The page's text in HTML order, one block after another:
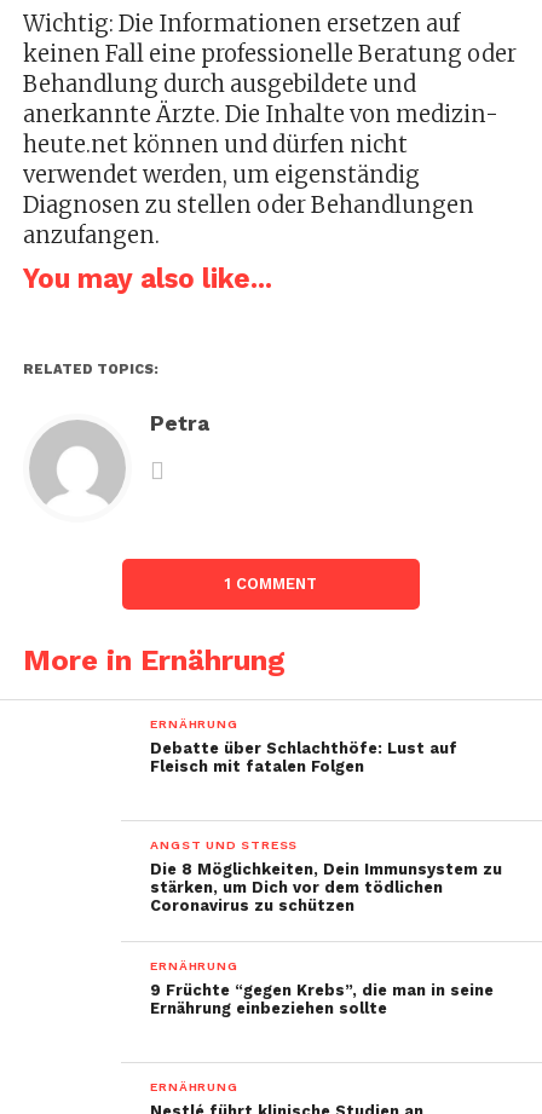
Wichtig: Die Informationen ersetzen auf
keinen Fall eine professionelle Beratung oder
Behandlung durch ausgebildete und
anerkannte Ärzte. Die Inhalte von medizin-
heute.net können und dürfen nicht
verwendet werden, um eigenständig
Diagnosen zu stellen oder Behandlungen
anzufangen.
You may also like...
RELATED TOPICS:
Petra
1 COMMENT
More in Ernährung
ERNÄHRUNG
Debatte über Schlachthöfe: Lust auf
Fleisch mit fatalen Folgen
ANGST UND STRESS
Die 8 Möglichkeiten, Dein Immunsystem zu
stärken, um Dich vor dem tödlichen
Coronavirus zu schützen
ERNÄHRUNG
9 Früchte “gegen Krebs”, die man in seine
Ernährung einbeziehen sollte
ERNÄHRUNG